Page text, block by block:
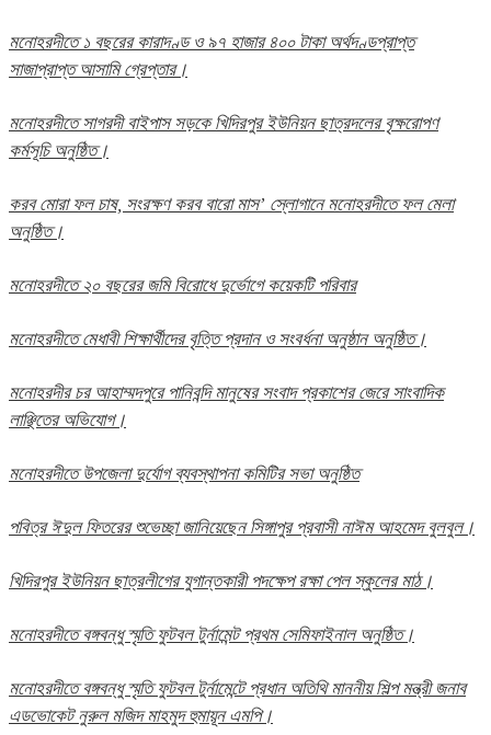
মনোহরদীতে ১ বছরের কারাদণ্ড ও ৯৭ হাজার ৪০০ টাকা অর্থদণ্ডপ্রাপ্ত
সাজাপ্রাপ্ত আসামি গ্রেপ্তার।
মনোহরদীতে সাগরদী বাইপাস সড়কে খিদিরপুর ইউনিয়ন ছাত্রদলের বৃক্ষরোপণ
কর্মসূচি অনুষ্ঠিত।
করব মোরা ফল চাষ, সংরক্ষণ করব বারো মাস’ স্লোগানে মনোহরদীতে ফল মেলা
অনুষ্ঠিত।
মনোহরদীতে ২০ বছরের জমি বিরোধে দুর্ভোগে কয়েকটি পরিবার
মনোহরদীতে মেধাবী শিক্ষার্থীদের বৃত্তি প্রদান ও সংবর্ধনা অনুষ্ঠান অনুষ্ঠিত।
মনোহরদীর চর আহাম্মদপুরে পানিবন্দি মানুষের সংবাদ প্রকাশের জেরে সাংবাদিক
লাঞ্ছিতের অভিযোগ।
মনোহরদীতে উপজেলা দুর্যোগ ব্যবস্থাপনা কমিটির সভা অনুষ্ঠিত
পবিত্র ঈদুল ফিতরের শুভেচ্ছা জানিয়েছেন সিঙ্গাপুর প্রবাসী নাঈম আহমেদ বুলবুল।
খিদিরপুর ইউনিয়ন ছাত্রলীগের যুগান্তকারী পদক্ষেপ রক্ষা পেল স্কুলের মাঠ।
মনোহরদীতে বঙ্গবন্ধু স্মৃতি ফুটবল টুর্নামেন্ট প্রথম সেমিফাইনাল অনুষ্ঠিত।
মনোহরদীতে বঙ্গবন্ধু স্মৃতি ফুটবল টুর্নামেন্টে প্রধান অতিথি মাননীয় শিল্প মন্ত্রী জনাব
এডভোকেট নুরুল মজিদ মাহমুদ হুমায়ূন এমপি।